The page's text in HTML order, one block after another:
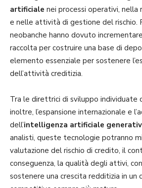
artificiale nei processi operativi, nella
e nelle attività di gestione del rischio.
neobanche hanno dovuto
raccolta per costruire una base di
elemento essenziale per sostenere
dell’attività creditizia.
Tra le direttrici di sviluppo individuate
inoltre, l’espansione internazionale e
dell’intelligenza artificiale
analisti, queste tecnologie potranno
valutazione del rischio di credito, il
conseguenza, la qualità degli attivi,
sostenere una crescita redditizia in un